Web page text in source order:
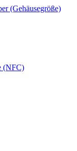
(Gehäusegröße)
(NFC)